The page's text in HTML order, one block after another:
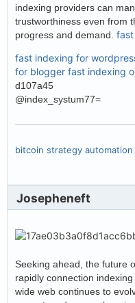
indexing providers can
trustworthiness even from
progress and demand.
fast indexing for
for blogger fast indexing
d107a45
@index_systum77=
bitcoin strategy automation
Josepheneft
Seeking ahead, the future
rapidly connection
wide web continues to